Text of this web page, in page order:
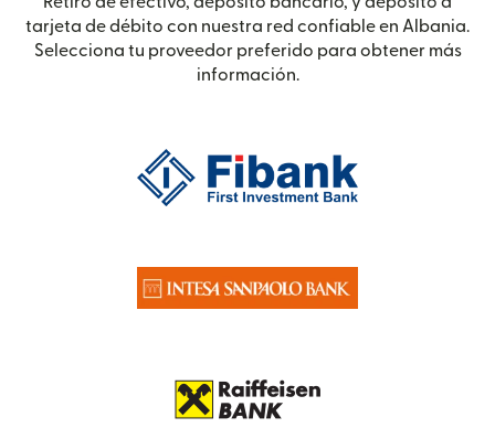
tarjeta de débito con nuestra red confiable en Albania.
Selecciona tu proveedor preferido para obtener más
información.